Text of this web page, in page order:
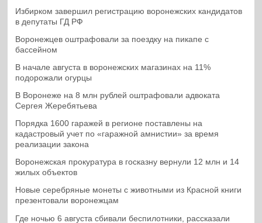
Избирком завершил регистрацию воронежских кандидатов
в депутаты ГД РФ
Воронежцев оштрафовали за поездку на пикапе с
бассейном
В начале августа в воронежских магазинах на 11%
подорожали огурцы
В Воронеже на 8 млн рублей оштрафовали адвоката
Сергея Жеребятьева
Порядка 1600 гаражей в регионе поставлены на
кадастровый учет по «гаражной амнистии» за время
реализации закона
Воронежская прокуратура в госказну вернули 12 млн и 14
жилых объектов
Новые серебряные монеты с животными из Красной книги
презентовали воронежцам
Где ночью 6 августа сбивали беспилотники, рассказали